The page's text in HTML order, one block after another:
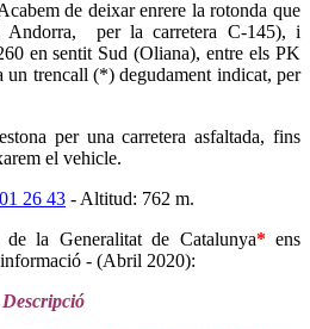
de deixar enrere la rotonda que
Andorra, per la carretera C-145), i
en sentit Sud (Oliana), entre els PK
un trencall (*) degudament indicat, per
per una carretera asfaltada, fins
el vehicle.
26 43 - Altitud: 762 m.
la Generalitat de Catalunya*ens
- (Abril 2020):
Descripció